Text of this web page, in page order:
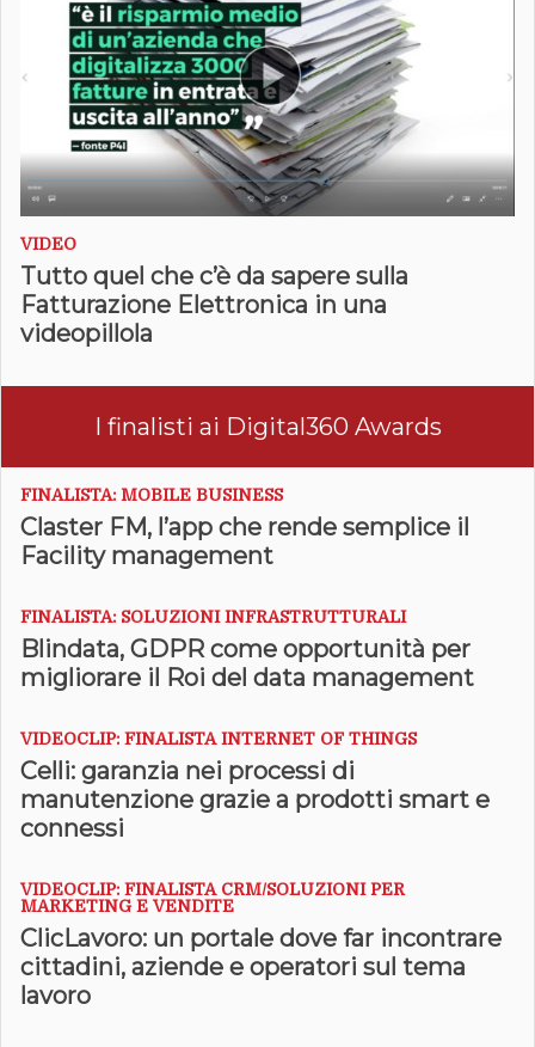
VIDEO
Tutto quel che c’è da sapere sulla
Fatturazione Elettronica in una
videopillola
I finalisti ai Digital360 Awards
FINALISTA: MOBILE BUSINESS
Claster FM, l’app che rende semplice il
Facility management
FINALISTA: SOLUZIONI INFRASTRUTTURALI
Blindata, GDPR come opportunità per
migliorare il Roi del data management
VIDEOCLIP: FINALISTA INTERNET OF THINGS
Celli: garanzia nei processi di
manutenzione grazie a prodotti smart e
connessi
VIDEOCLIP: FINALISTA CRM/SOLUZIONI PER
MARKETING E VENDITE
ClicLavoro: un portale dove far incontrare
cittadini, aziende e operatori sul tema
lavoro